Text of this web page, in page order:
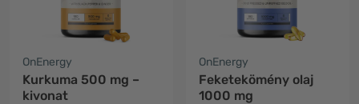
OnEnergy
Kurkuma 500 mg –
kivonat
OnEnergy
Feketekömény olaj
1000 mg